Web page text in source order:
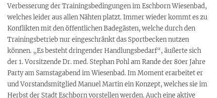
Verbesserung der Trainingsbedingungen im Eschborn Wiesenbad,
welches leider aus allen Nähten platzt. Immer wieder kommt es zu
Konflikten mit den öffentlichen Badegästen, welche durch den
Trainingsbetrieb nur eingeschränkt das Sportbecken nutzen
können. „Es besteht dringender Handlungsbedarf“, äußerte sich
der 1. Vorsitzende Dr. med. Stephan Pohl am Rande der 80er Jahre
Party am Samstagabend im Wiesenbad. Im Moment erarbeitet er
und Vorstandsmitglied Manuel Martin ein Konzept, welches sie im
Herbst der Stadt Eschborn vorstellen werden. Auch eine aktive